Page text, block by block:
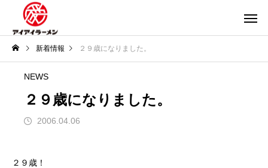
新着情報 ２９歳になりました。
NEWS
２９歳になりました。
2006.04.06
２９歳！